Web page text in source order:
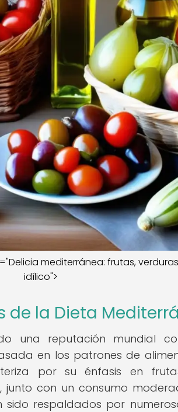
mediterránea: frutas,
idílico">
de la Dieta
una reputación mundial
en los patrones de
por su énfasis en
junto con un consumo
respaldados por